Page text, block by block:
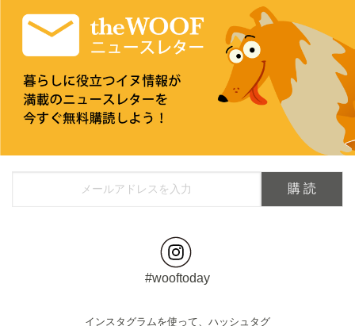
#wooftoday
インスタグラムを使って、ハッシュタグ